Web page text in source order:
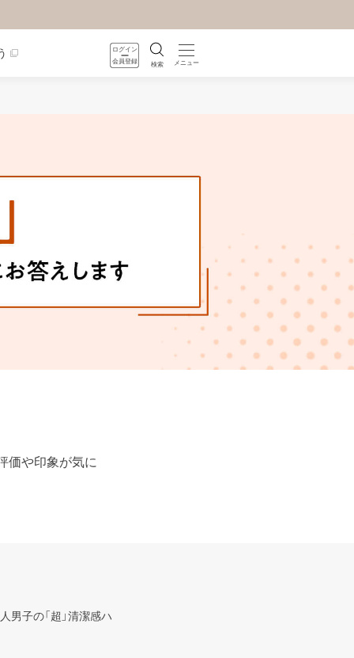
ログイン
会員登録
検索 メニュー
価や印象が気に
男子の「超」清潔感ハ